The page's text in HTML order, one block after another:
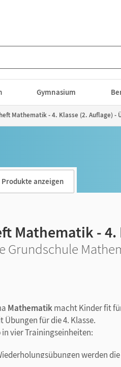
Gymnasium
Mathematik - 4. Klasse (2. Auflage) -
anzeigen
Mathematik - 4.
Grundschule
Mathematikmacht Kinder fit
für die 4. Klasse.
vier Trainingseinheiten:
werden